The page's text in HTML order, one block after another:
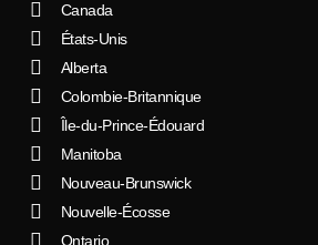
Canada
États-Unis
Alberta
Colombie-Britannique
Île-du-Prince-Édouard
Manitoba
Nouveau-Brunswick
Nouvelle-Écosse
Ontario